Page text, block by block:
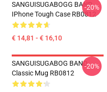
SANGUISUGABOGG BAND
IPhone Tough Case RB0812
€ 14,81 - € 16,10
-20%
SANGUISUGABOG BAND
Classic Mug RB0812
-20%